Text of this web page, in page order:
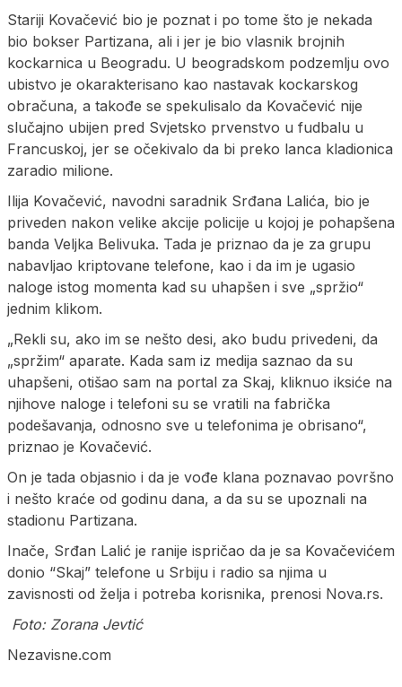
Stariji Kovačević bio je poznat i po tome što je nekada
bio bokser Partizana, ali i jer je bio vlasnik brojnih
kockarnica u Beogradu. U beogradskom podzemlju ovo
ubistvo je okarakterisano kao nastavak kockarskog
obračuna, a takođe se spekulisalo da Kovačević nije
slučajno ubijen pred Svjetsko prvenstvo u fudbalu u
Francuskoj, jer se očekivalo da bi preko lanca kladionica
zaradio milione.
Ilija Kovačević, navodni saradnik Srđana Lalića, bio je
priveden nakon velike akcije policije u kojoj je pohapšena
banda Veljka Belivuka. Tada je priznao da je za grupu
nabavljao kriptovane telefone, kao i da im je ugasio
naloge istog momenta kad su uhapšen i sve „spržio“
jednim klikom.
„Rekli su, ako im se nešto desi, ako budu privedeni, da
„spržim“ aparate. Kada sam iz medija saznao da su
uhapšeni, otišao sam na portal za Skaj, kliknuo iksiće na
njihove naloge i telefoni su se vratili na fabrička
podešavanja, odnosno sve u telefonima je obrisano“,
priznao je Kovačević.
On je tada objasnio i da je vođe klana poznavao površno
i nešto kraće od godinu dana, a da su se upoznali na
stadionu Partizana.
Inače, Srđan Lalić je ranije ispričao da je sa Kovačevićem
donio “Skaj” telefone u Srbiju i radio sa njima u
zavisnosti od želja i potreba korisnika, prenosi Nova.rs.
Foto: Zorana Jevtić
Nezavisne.com